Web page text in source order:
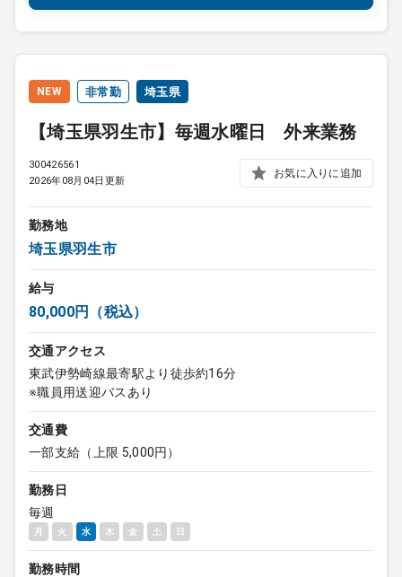
NEW 非常勤 埼玉県
【埼玉県羽生市】毎週水曜日 外来業務
300426561
2026年08月04日更新
お気に入りに追加
勤務地
埼玉県羽生市
給与
80,000円（税込）
交通アクセス
東武伊勢崎線最寄駅より徒歩約16分
※職員用送迎バスあり
交通費
一部支給（上限 5,000円）
勤務日
毎週
月 火 水 木 金 土 日
勤務時間